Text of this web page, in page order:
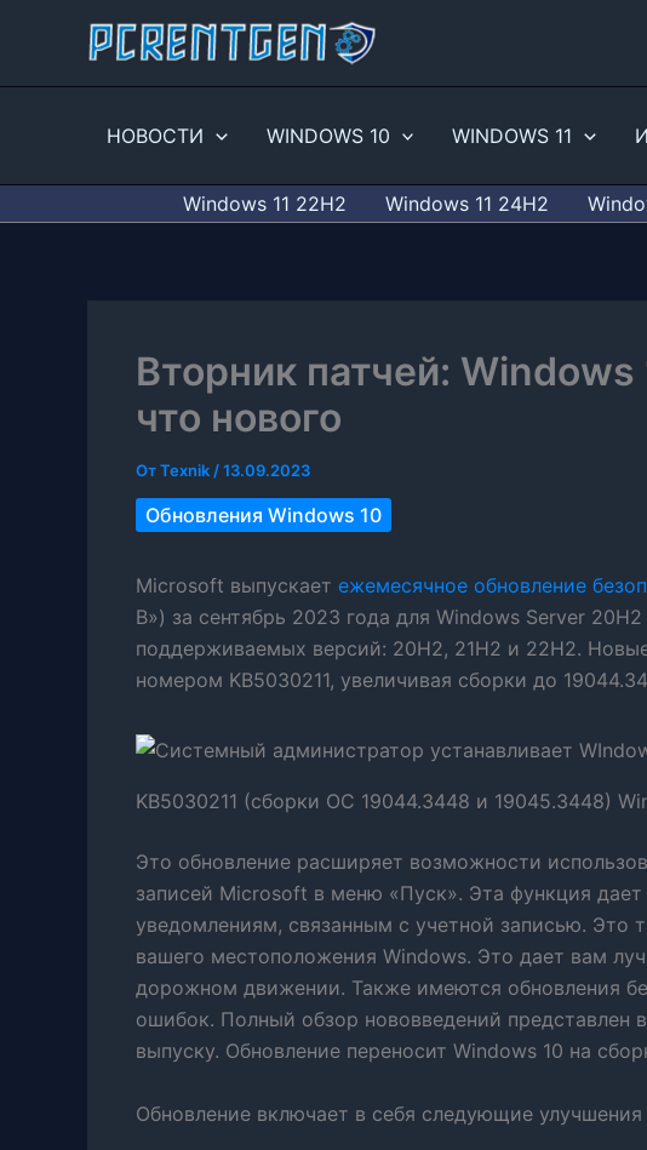
НОВОСТИ WINDOWS 10 WINDOWS 11
Windows 11 22H2 Windows 11 24H2
Вторник патчей:
что нового
ОтTexnik /13.09.2023
Обновления Windows 10
Microsoft выпускает ежемесячное обновление
B») за сентябрь 2023 года для Windows Server
поддерживаемых версий: 20H2, 21H2 и 22H2.
номером KB5030211, увеличивая сборки до
KB5030211 (сборки ОС 19044.3448 и 19045.3448)
Это обновление расширяет возможности
записей Microsoft в меню «Пуск». Эта функция
уведомлениям, связанным с учетной записью. Это
вашего местоположения Windows. Это дает вам
дорожном движении. Также имеются обновления
ошибок. Полный обзор нововведений представлен
выпуску. Обновление переносит Windows 10 на
Обновление включает в себя следующие